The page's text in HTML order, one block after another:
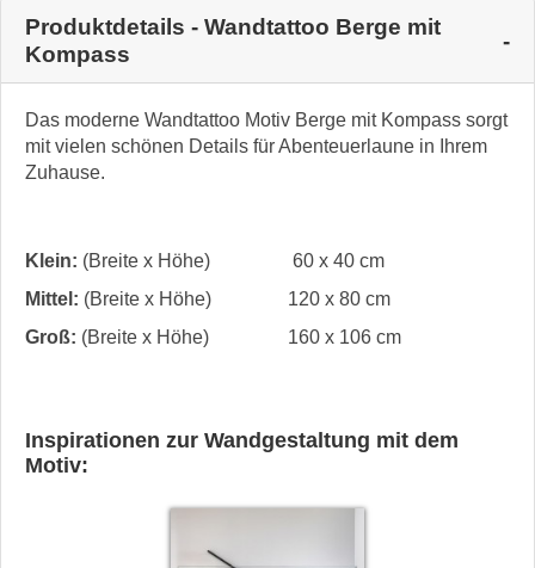
Produktdetails - Wandtattoo Berge mit
Kompass
Das moderne Wandtattoo Motiv Berge mit Kompass sorgt
mit vielen schönen Details für Abenteuerlaune in Ihrem
Zuhause.
Klein: (Breite x Höhe)
60 x 40 cm
Mittel: (Breite x Höhe)
120 x 80 cm
Groß: (Breite x Höhe) 160 x 106 cm
Inspirationen zur Wandgestaltung mit dem
Motiv: